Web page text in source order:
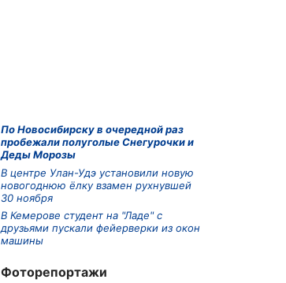
По Новосибирску в очередной раз
пробежали полуголые Снегурочки и
Деды Морозы
В центре Улан-Удэ установили новую
новогоднюю ёлку взамен рухнувшей
30 ноября
В Кемерове студент на "Ладе" с
друзьями пускали фейерверки из окон
машины
Фоторепортажи